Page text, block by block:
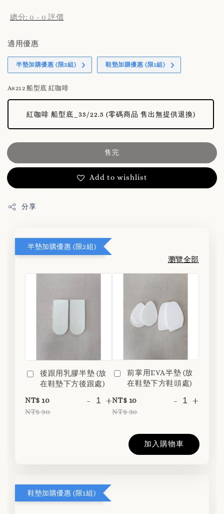
總分: 0 - 0 評價
適用優惠
半墊加購優惠 (限2組) 鞋墊加購優惠 (限1組)
A8212 船型底 紅咖啡
紅咖啡 船型底_35/22.5 (零碼商品 售出無提供退換)
售完
Add to wishlist
分享
半墊加購優惠 (限2組)
瀏覽全部
後跟用乳膠半墊 (放
在鞋墊下方後跟處)
NT$ 10
NT$ 30
- +
前掌用EVA半墊 (放
在鞋墊下方鞋頭處)
NT$ 10
NT$ 30
- +
加入購物車
鞋墊加購優惠 (限1組)